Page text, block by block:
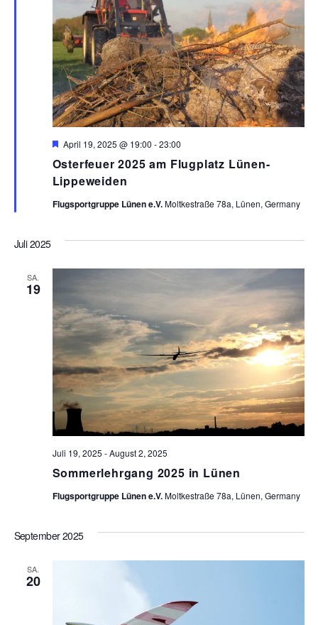
Osterfeuer 2025 am Flugplatz Lünen-
Lippeweiden
H
r
v
o
r
g
e
April 19, 2025 @ 19:00 -23:00
Flugsportgruppe Lünen e.V.Moltkestraße 78a, Lünen, Germany
Juli 2025
SA.
19
Sommerlehrgang 2025 in Lünen
Juli 19, 2025 -August 2, 2025
Flugsportgruppe Lünen e.V.Moltkestraße 78a, Lünen, Germany
September 2025
SA.
20